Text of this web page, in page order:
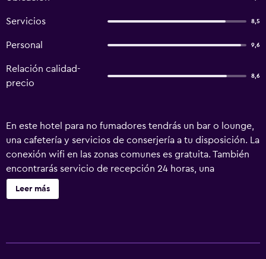
Servicios 8,5
Personal 9,6
Relación calidad-
precio
8,6
En este hotel para no fumadores tendrás un bar o lounge,
una cafetería y servicios de conserjería a tu disposición. La
conexión wifi en las zonas comunes es gratuita. También
encontrarás servicio de recepción 24 horas, una
biblioteca y check-in exprés. Se ofrece un servicio de
limpieza a petición. Albergo Marin ofrece 19 alojamientos
Leer más